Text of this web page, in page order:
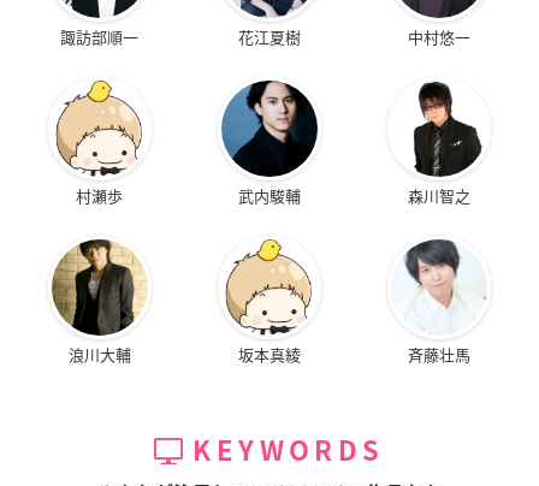
諏訪部順一 花江夏樹 中村悠一
村瀬歩 武内駿輔 森川智之
浪川大輔 坂本真綾 斉藤壮馬
KEYWORDS